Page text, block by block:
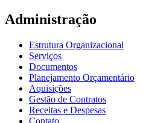
Administração
Estrutura Organizacional
Serviços
Documentos
Planejamento Orçamentário
Aquisições
Gestão de Contratos
Receitas e Despesas